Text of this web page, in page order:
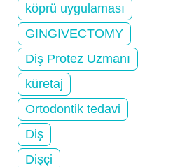
köprü uygulaması
GINGIVECTOMY
Diş Protez Uzmanı
küretaj
Ortodontik tedavi
Diş
Dişçi